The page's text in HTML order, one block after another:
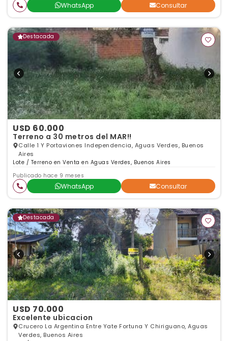
WhatsApp Consultar
Destacada
USD 60.000
Terreno a 30 metros del MAR!!
Calle 1 Y Portaviones Independencia, Aguas Verdes, Buenos
Aires
Lote / Terreno en Venta en Aguas Verdes, Buenos Aires
Publicado hace 9 meses
WhatsApp Consultar
Destacada
USD 70.000
Excelente ubicacion
Crucero La Argentina Entre Yate Fortuna Y Chiriguano, Aguas
Verdes, Buenos Aires